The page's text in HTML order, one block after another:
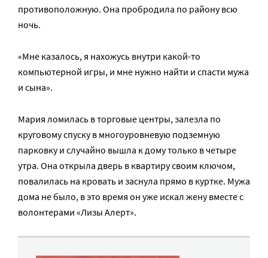
противоположную. Она пробродила по району всю
ночь.
«Мне казалось, я нахожусь внутри какой-то
компьютерной игры, и мне нужно найти и спасти мужа
и сына».
Мария ломилась в торговые центры, залезла по
круговому спуску в многоуровневую подземную
парковку и случайно вышла к дому только в четыре
утра. Она открыла дверь в квартиру своим ключом,
повалилась на кровать и заснула прямо в куртке. Мужа
дома не было, в это время он уже искал жену вместе с
волонтерами «Лизы Алерт».